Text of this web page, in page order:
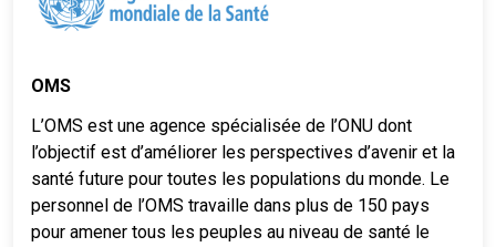
OMS
L’OMS est une agence spécialisée de l’ONU dont
l’objectif est d’améliorer les perspectives d’avenir et la
santé future pour toutes les populations du monde. Le
personnel de l’OMS travaille dans plus de 150 pays
pour amener tous les peuples au niveau de santé le